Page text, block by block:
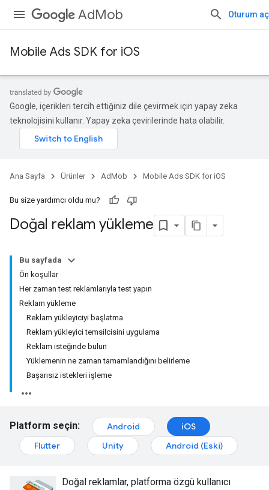
AdMob Oturum aç
Mobile Ads SDK for iOS
Google, içerikleri tercih ettiğiniz dile çevirmek için yapay zeka
teknolojisini kullanır. Yapay zeka çevirilerinde hata olabilir.
Ana Sayfa Ürünler AdMob Mobile Ads SDK for iOS
Bu size yardımcı oldu mu?
Doğal reklam yükleme
Bu sayfada
Ön koşullar
Her zaman test reklamlarıyla test yapın
Reklam yükleme
Reklam yükleyiciyi başlatma
Reklam yükleyici temsilcisini uygulama
Reklam isteğinde bulun
Yüklemenin ne zaman tamamlandığını belirleme
Başarısız istekleri işleme
Platform seçin: Android
iOS
Flutter
Unity Android (Eski)
Doğal reklamlar, platforma özgü kullanıcı